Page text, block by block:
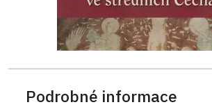
Podrobné informace